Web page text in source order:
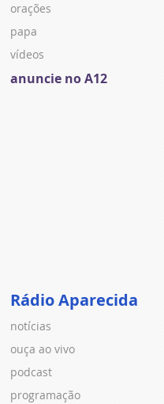
orações
papa
vídeos
anuncie no A12
Rádio Aparecida
notícias
ouça ao vivo
podcast
programação